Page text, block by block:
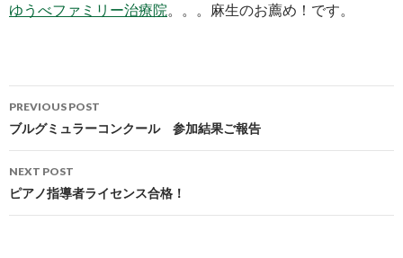
ゆうべファミリー治療院。。。麻生のお薦め！です。
Post
navigation
PREVIOUS POST
ブルグミュラーコンクール 参加結果ご報告
NEXT POST
ピアノ指導者ライセンス合格！